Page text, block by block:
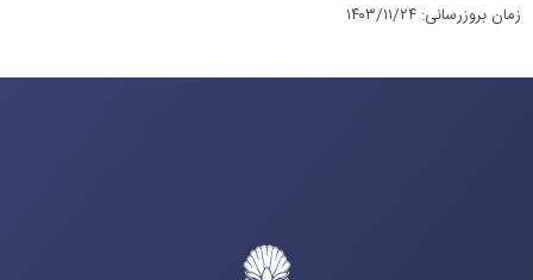
زمان بروزرسانی:۱۴۰۳/۱۱/۲۴